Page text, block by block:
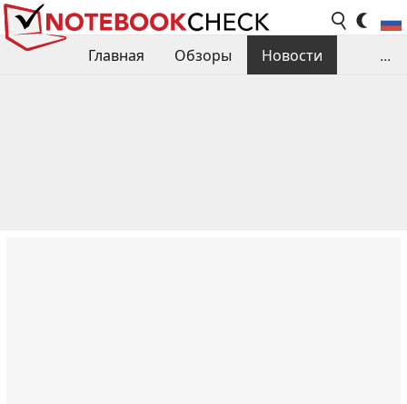
Главная Обзоры
Новости
...